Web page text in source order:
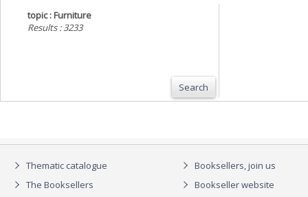
topic : Furniture
Results : 3233
Search
Thematic catalogue
The Booksellers
Booksellers, join us
Bookseller website